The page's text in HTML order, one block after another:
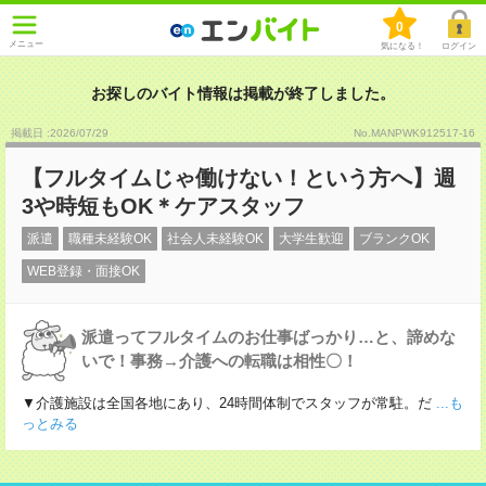
メニュー
0
気になる！ ログイン
お探しのバイト情報は掲載が終了しました。
掲載日 :2026/07/29 No.MANPWK912517-16
【フルタイムじゃ働けない！という方へ】週
3や時短もOK＊ケアスタッフ
派遣 職種未経験OK 社会人未経験OK 大学生歓迎 ブランクOK
WEB登録・面接OK
派遣ってフルタイムのお仕事ばっかり…と、諦めな
いで！事務→介護への転職は相性〇！
▼介護施設は全国各地にあり、24時間体制でスタッフが常駐。だ ...も
っとみる